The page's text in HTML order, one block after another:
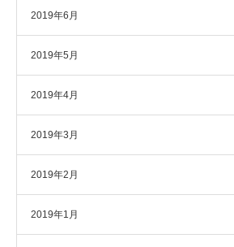
2019年6月
2019年5月
2019年4月
2019年3月
2019年2月
2019年1月